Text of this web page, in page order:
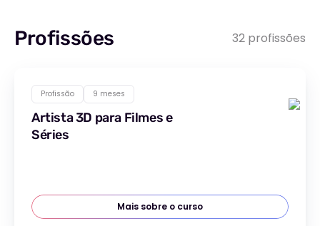
Profissões 32 profissões
Profissão 9 meses
Artista 3D para Filmes e
Séries
Mais sobre o curso